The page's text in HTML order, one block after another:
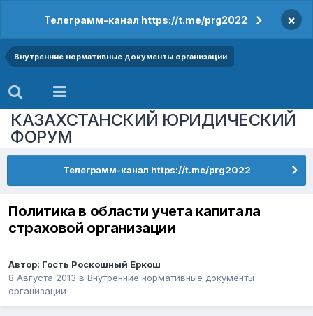
Телеграмм-канал https://t.me/prg2022 ×
Внутренние нормативные документы организации
КАЗАХСТАНСКИЙ ЮРИДИЧЕСКИЙ
ФОРУМ
Телеграмм-канал https://t.me/prg2022
Политика в области учета капитала
страховой организации
Автор: Гость Роскошный Еркош
8 Августа 2013 в Внутренние нормативные документы
организации